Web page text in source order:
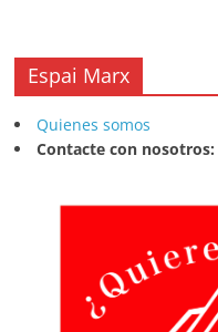
Espai Marx
Quienes somos
Contacte con nosotros: